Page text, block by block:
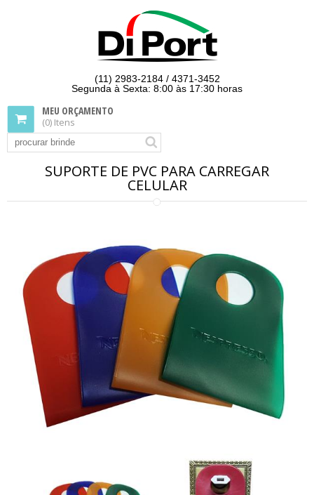
(11) 2983-2184 / 4371-3452
Segunda à Sexta: 8:00 às 17:30 horas
MEU ORÇAMENTO
(0) Itens
SUPORTE DE PVC PARA CARREGAR
CELULAR